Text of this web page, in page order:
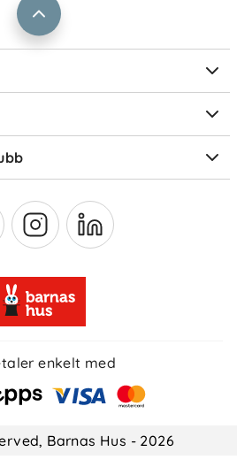
enkelt med
Barnas Hus - 2026